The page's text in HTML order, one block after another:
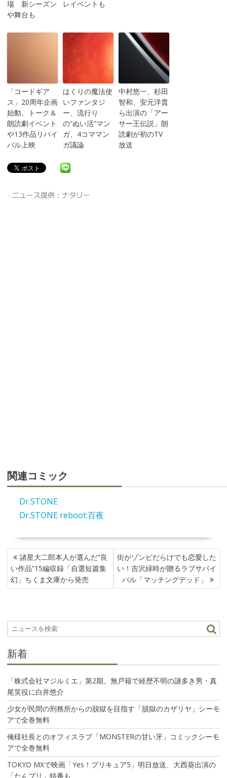
場 新シーズン
や舞台も
レイベントも
「コードギア
ス」20周年企画
始動、トーク＆
朗読劇イベント
や13作品リバイ
バル上映
はくりの魔法使
いファンタジ
ー、流行り
の“ぬい活”マン
ガ、4コママン
ガ議論
中村悠一、杉田
智和、安元洋貴
ら出演の「アー
サー王伝説」朗
読劇が初のTV
放送
関連コミック
Dr.STONE
Dr.STONE reboot:百夜
投
稿
ナ
ビ
シ
ョ
諸星大二郎本人が選んだ“良
い作品”15編収録「自選短篇集
幻」ちくま文庫から発売
街がゾンビだらけでも恋愛した
い！吉沢緑時が贈るラブサバイ
バル「マッチングデッド」
新着
「株式会社マジルミエ」第2期、無戸籍で経歴不明の謎多き男・真
尾笑役に白井悠介
少女が民間の刑務所からの脱獄を目指す「脱獄のカザリヤ」シーモ
アで全巻無料
俺様社長とのオフィスラブ「MONSTERの甘い牙」コミックシーモ
アで全巻無料
TOKYO MXで映画「Yes！プリキュア5」明日放送、大西葵出演の
「たんプリ」特番も